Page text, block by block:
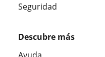
Seguridad
Descubre más